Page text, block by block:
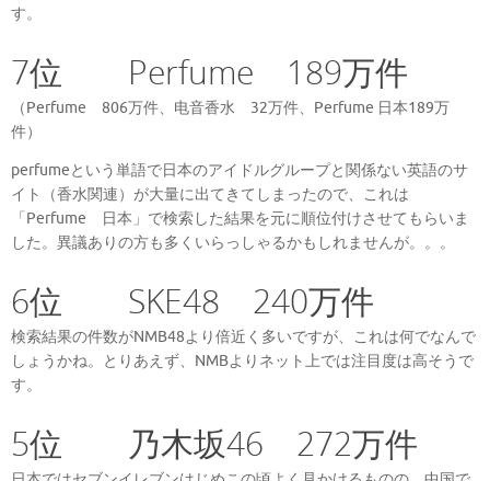
す。
7位 Perfume 189万件
（Perfume 806万件、电音香水 32万件、Perfume 日本189万
件）
perfumeという単語で日本のアイドルグループと関係ない英語のサ
イト（香水関連）が大量に出てきてしまったので、これは
「Perfume 日本」で検索した結果を元に順位付けさせてもらいま
した。異議ありの方も多くいらっしゃるかもしれませんが。。。
6位 SKE48 240万件
検索結果の件数がNMB48より倍近く多いですが、これは何でなんで
しょうかね。とりあえず、NMBよりネット上では注目度は高そうで
す。
5位 乃木坂46 272万件